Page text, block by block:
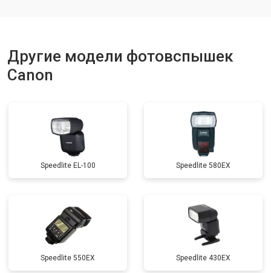
Другие модели фотовспышек
Canon
Speedlite EL-100 Speedlite 580EX
Speedlite 550EX Speedlite 430EX